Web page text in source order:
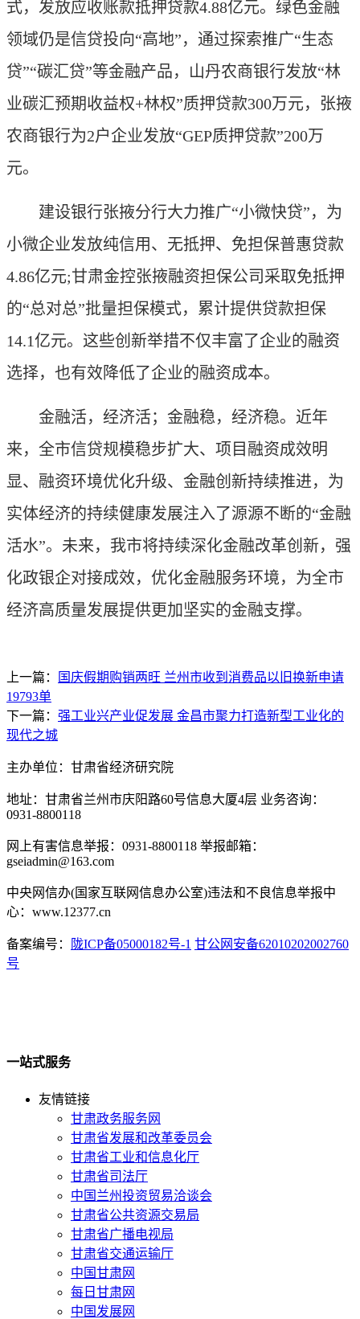
式，发放应收账款抵押贷款4.88亿元。绿色金融
领域仍是信贷投向“高地”，通过探索推广“生态
贷”“碳汇贷”等金融产品，山丹农商银行发放“林
业碳汇预期收益权+林权”质押贷款300万元，张掖
农商银行为2户企业发放“GEP质押贷款”200万
元。
建设银行张掖分行大力推广“小微快贷”，为
小微企业发放纯信用、无抵押、免担保普惠贷款
4.86亿元;甘肃金控张掖融资担保公司采取免抵押
的“总对总”批量担保模式，累计提供贷款担保
14.1亿元。这些创新举措不仅丰富了企业的融资
选择，也有效降低了企业的融资成本。
金融活，经济活；金融稳，经济稳。近年
来，全市信贷规模稳步扩大、项目融资成效明
显、融资环境优化升级、金融创新持续推进，为
实体经济的持续健康发展注入了源源不断的“金融
活水”。未来，我市将持续深化金融改革创新，强
化政银企对接成效，优化金融服务环境，为全市
经济高质量发展提供更加坚实的金融支撑。
上一篇：
国庆假期购销两旺 兰州市收到消费品以旧换新申请
19793单
下一篇： 强工业兴产业促发展 金昌市聚力打造新型工业化的
现代之城
主办单位：甘肃省经济研究院
地址：甘肃省兰州市庆阳路60号信息大厦4层 业务咨询：
0931-8800118
网上有害信息举报：0931-8800118 举报邮箱：
gseiadmin@163.com
中央网信办(国家互联网信息办公室)违法和不良信息举报中
心：www.12377.cn
备案编号： 陇ICP备05000182号-1 甘公网安备62010202002760
号
一站式服务
友情链接
甘肃政务服务网
甘肃省发展和改革委员会
甘肃省工业和信息化厅
甘肃省司法厅
中国兰州投资贸易洽谈会
甘肃省公共资源交易局
甘肃省广播电视局
甘肃省交通运输厅
中国甘肃网
每日甘肃网
中国发展网